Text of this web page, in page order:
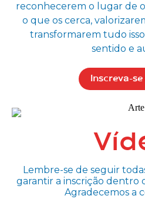
reconhecerem o lugar de
o que os cerca,
transformarem tudo
sentido e
Inscreva-
Lembre-se de seguir
garantir a inscrição dentro
Agradecemos a